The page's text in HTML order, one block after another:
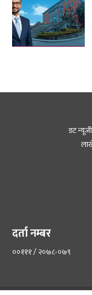
डट
दर्ता नम्बर
००१११ / २०७८-०७९